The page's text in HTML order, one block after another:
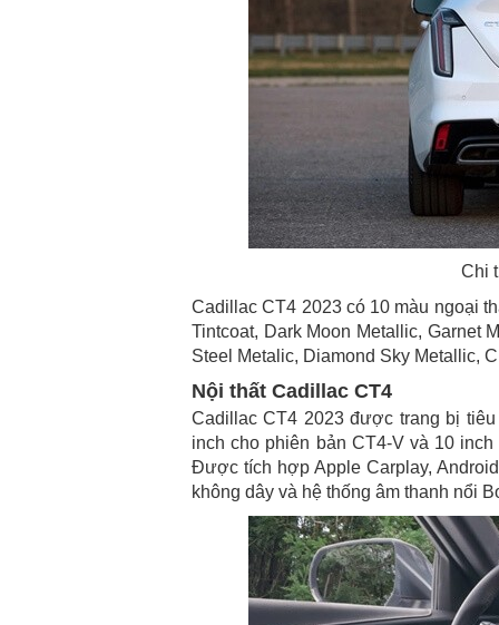
Chi
Cadillac CT4 2023 có 10 màu ngoại
Tintcoat, Dark Moon Metallic, Garnet
Steel Metalic, Diamond Sky Metallic,
Nội thất Cadillac CT4
Cadillac CT4 2023 được trang bị
inch cho phiên bản CT4-V và 10
Được tích hợp Apple Carplay,
không dây và hệ thống âm thanh nổi